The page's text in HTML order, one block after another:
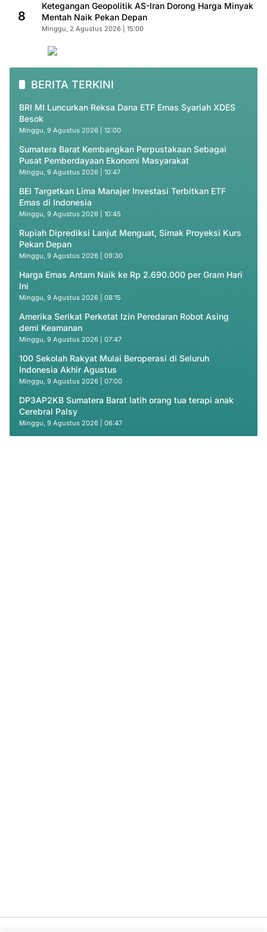
8
Ketegangan Geopolitik AS-Iran Dorong Harga Minyak
Mentah Naik Pekan Depan
Minggu, 2 Agustus 2026 | 15:00
BERITA TERKINI
BRI MI Luncurkan Reksa Dana ETF Emas Syariah XDES
Besok
Minggu, 9 Agustus 2026 | 12:00
Sumatera Barat Kembangkan Perpustakaan Sebagai
Pusat Pemberdayaan Ekonomi Masyarakat
Minggu, 9 Agustus 2026 | 10:47
BEI Targetkan Lima Manajer Investasi Terbitkan ETF
Emas di Indonesia
Minggu, 9 Agustus 2026 | 10:45
Rupiah Diprediksi Lanjut Menguat, Simak Proyeksi Kurs
Pekan Depan
Minggu, 9 Agustus 2026 | 09:30
Harga Emas Antam Naik ke Rp 2.690.000 per Gram Hari
Ini
Minggu, 9 Agustus 2026 | 08:15
Amerika Serikat Perketat Izin Peredaran Robot Asing
demi Keamanan
Minggu, 9 Agustus 2026 | 07:47
100 Sekolah Rakyat Mulai Beroperasi di Seluruh
Indonesia Akhir Agustus
Minggu, 9 Agustus 2026 | 07:00
DP3AP2KB Sumatera Barat latih orang tua terapi anak
Cerebral Palsy
Minggu, 9 Agustus 2026 | 06:47